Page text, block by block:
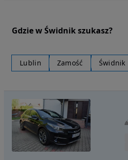
Gdzie w Świdnik szukasz?
Lublin Zamość Świdnik